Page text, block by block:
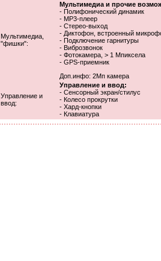
Мультимедиа,
"фишки":
Мультимедиа и прочие
- Полифонический динамик
- MP3-плеер
- Стерео-выход
- Диктофон, встроенный
- Подключение гарнитуры
- Виброзвонок
- Фотокамера, > 1 Мпиксела
- GPS-приемник
Доп.инфо: 2Мп камера
Управление и
ввод:
Управление и ввод:
- Сенсорный экран/стилус
- Колесо прокрутки
- Хард-кнопки
- Клавиатура